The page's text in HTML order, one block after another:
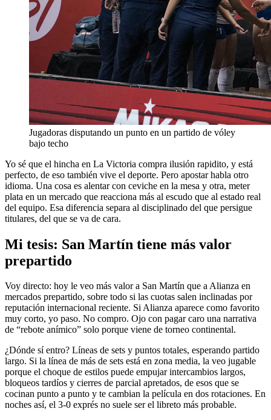
Jugadoras disputando un punto en un partido de vóley
bajo techo
Yo sé que el hincha en La Victoria compra ilusión rapidito, y está
perfecto, de eso también vive el deporte. Pero apostar habla otro
idioma. Una cosa es alentar con ceviche en la mesa y otra, meter
plata en un mercado que reacciona más al escudo que al estado real
del equipo. Esa diferencia separa al disciplinado del que persigue
titulares, del que se va de cara.
Mi tesis: San Martín tiene más valor
prepartido
Voy directo: hoy le veo más valor a San Martín que a Alianza en
mercados prepartido, sobre todo si las cuotas salen inclinadas por
reputación internacional reciente. Si Alianza aparece como favorito
muy corto, yo paso. No compro. Ojo con pagar caro una narrativa
de “rebote anímico” solo porque viene de torneo continental.
¿Dónde sí entro? Líneas de sets y puntos totales, esperando partido
largo. Si la línea de más de sets está en zona media, la veo jugable
porque el choque de estilos puede empujar intercambios largos,
bloqueos tardíos y cierres de parcial apretados, de esos que se
cocinan punto a punto y te cambian la película en dos rotaciones. En
noches así, el 3-0 exprés no suele ser el libreto más probable.